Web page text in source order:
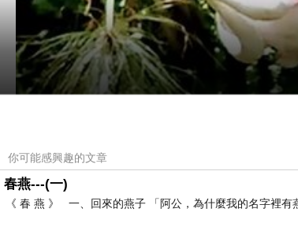
你可能感興趣的文章
春燕---(一)
《 春 燕 》 一、回來的燕子 「阿公，為什麼我的名字裡